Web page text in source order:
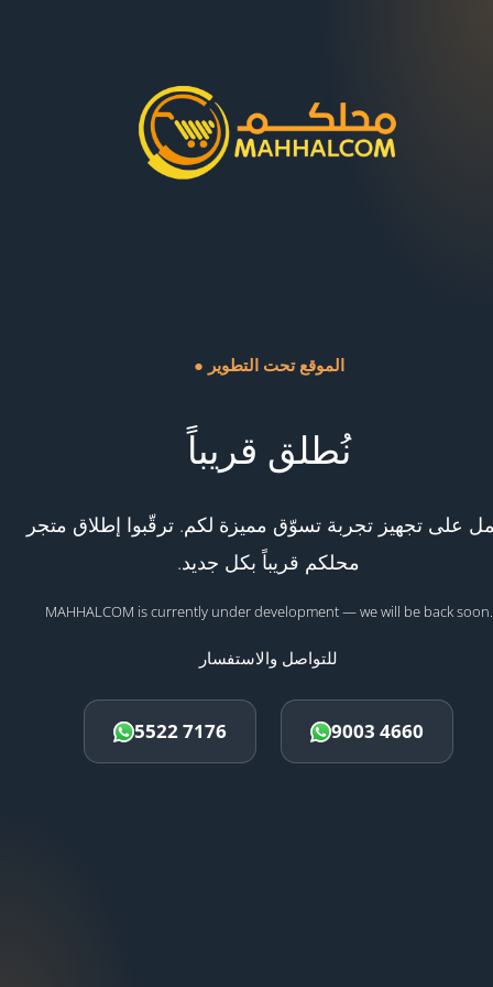
● الموقع تحت التطوير
نُطلق قريباً
على تجهيز تجربة تسوّق مميزة لكم. ترقّبوا إطلاق متجر
محلكم قريباً بكل جديد.
MAHHALCOM is currently under development — we will be back soon.
للتواصل والاستفسار
5522 7176 9003 4660